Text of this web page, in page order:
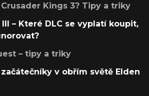
Kings 3? Tipy a triky
– Které DLC se vyplatí koupit,
– tipy a triky
v obřím světě Elden